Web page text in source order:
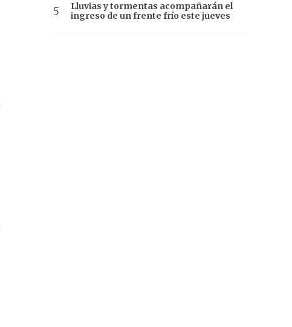
Lluvias y tormentas acompañarán el
ingreso de un frente frío este jueves